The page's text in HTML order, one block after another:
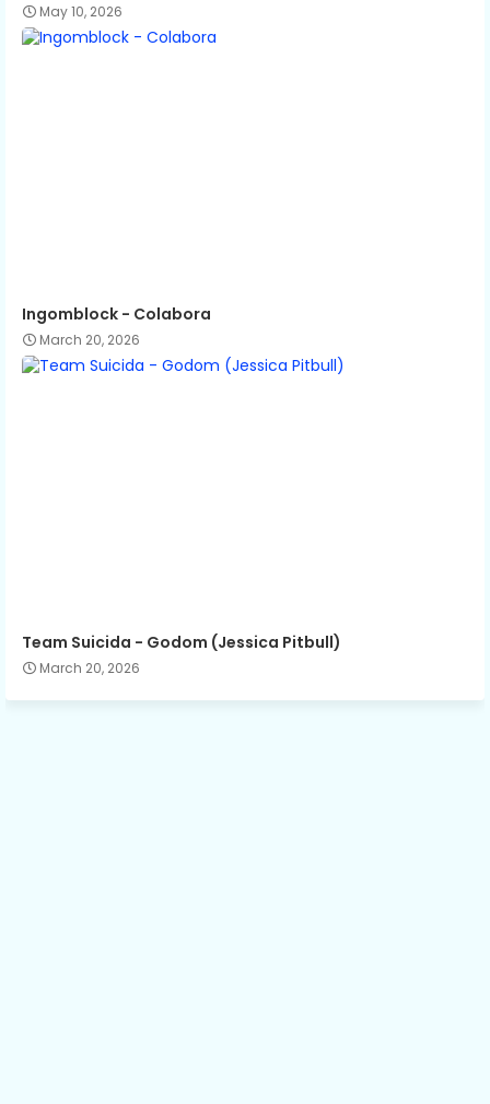
May 10, 2026
Ingomblock - Colabora
March 20, 2026
Team Suicida - Godom (Jessica Pitbull)
March 20, 2026